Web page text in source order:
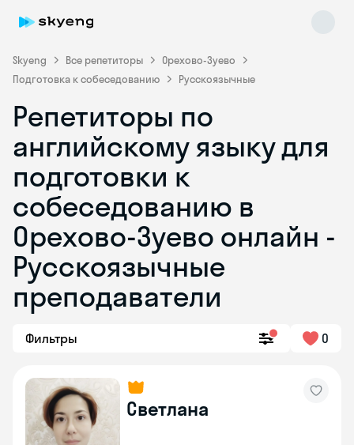
Skyeng Все репетиторы
Орехово-Зуево
Подготовка к собеседованию
Русскоязычные
Репетиторы по
английскому языку для
подготовки к
собеседованию в
Орехово-Зуево онлайн -
Русскоязычные
преподаватели
Фильтры 0
Светлана
Skyeng Chat